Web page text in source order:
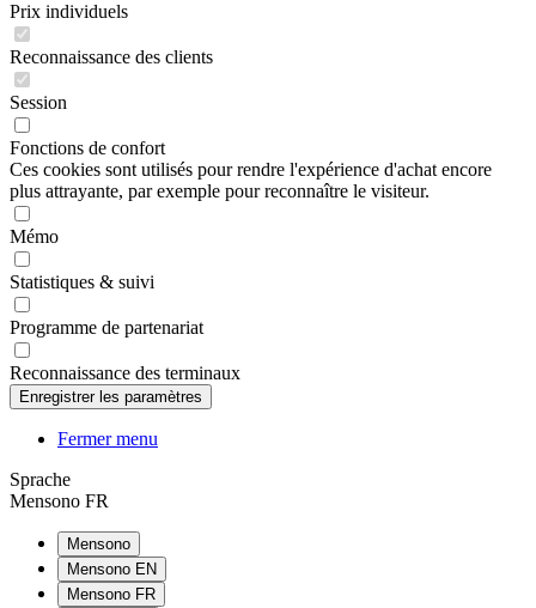
Prix individuels
Reconnaissance des clients
Session
Fonctions de confort
Ces cookies sont utilisés pour rendre l'expérience d'achat encore
plus attrayante, par exemple pour reconnaître le visiteur.
Mémo
Statistiques & suivi
Programme de partenariat
Reconnaissance des terminaux
Fermer menu
Sprache
Mensono FR
Mensono
Mensono EN
Mensono FR